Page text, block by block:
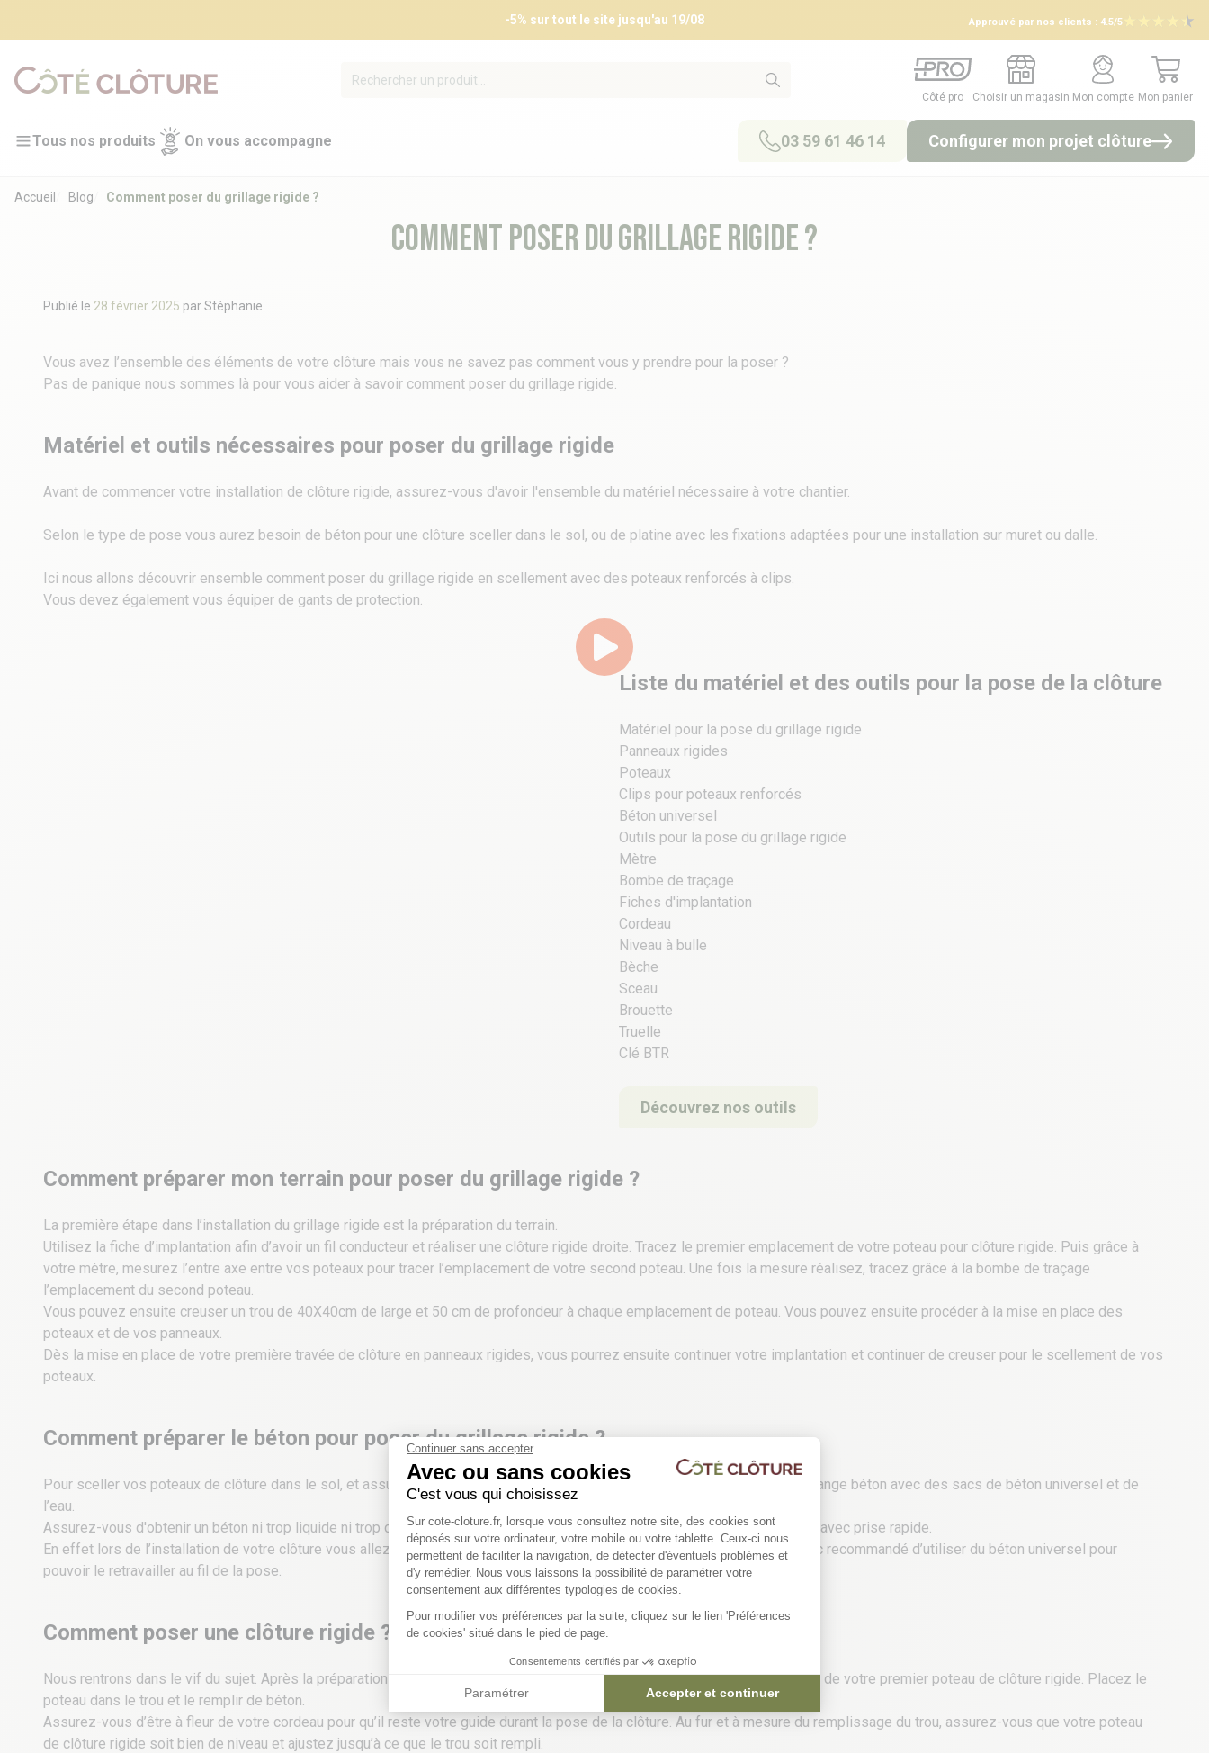
-5% sur tout le site jusqu'au 19/08 Approuvé par nos clients : 4.5/5
Côté pro
Côté pro
Choisir un magasin
Choisir un magasin
Mon compte
Mon compte
Mon panier
Mon panier
Tous nos produits On vous accompagne 03 59 61 46 14 Configurer mon projet clôture
Accueil Blog Comment poser du grillage rigide ?
Comment poser du grillage rigide ?
Publié le 28 février 2025 parStéphanie
Vous avez l’ensemble des éléments de votre clôture mais vous ne savez pas comment vous y prendre pour la poser ?
Pas de panique nous sommes là pour vous aider à savoir comment poser du grillage rigide.
Matériel et outils nécessaires pour poser du grillage rigide
Avant de commencer votre installation de clôture rigide, assurez-vous d'avoir l'ensemble du matériel nécessaire à votre chantier.
Selon le type de pose vous aurez besoin de béton pour une clôture sceller dans le sol, ou de platine avec les fixations adaptées pour une installation sur muret ou dalle.
Ici nous allons découvrir ensemble comment poser du grillage rigide en scellement avec des poteaux renforcés à clips.
Vous devez également vous équiper de gants de protection.
Liste du matériel et des outils pour la pose de la clôture
Matériel pour la pose du grillage rigide
Panneaux rigides
Poteaux
Clips pour poteaux renforcés
Béton universel
Outils pour la pose du grillage rigide
Mètre
Bombe de traçage
Fiches d'implantation
Cordeau
Niveau à bulle
Bèche
Sceau
Brouette
Truelle
Clé BTR
Découvrez nos outils
Comment préparer mon terrain pour poser du grillage rigide ?
La première étape dans l’installation du grillage rigide est la préparation du terrain.
Utilisez la fiche d’implantation afin d’avoir un fil conducteur et réaliser une clôture rigide droite. Tracez le premier emplacement de votre poteau pour clôture rigide. Puis grâce à
votre mètre, mesurez l’entre axe entre vos poteaux pour tracer l’emplacement de votre second poteau. Une fois la mesure réalisez, tracez grâce à la bombe de traçage
l’emplacement du second poteau.
Vous pouvez ensuite creuser un trou de 40X40cm de large et 50 cm de profondeur à chaque emplacement de poteau. Vous pouvez ensuite procéder à la mise en place des
poteaux et de vos panneaux.
Dès la mise en place de votre première travée de clôture en panneaux rigides, vous pourrez ensuite continuer votre implantation et continuer de creuser pour le scellement de vos
poteaux.
Comment préparer le béton pour poser du grillage rigide ?
Pour sceller vos poteaux de clôture dans le sol, et assurez une tenue pérenne de votre grillage rigide, il faut réaliser un mélange béton avec des sacs de béton universel et de
l’eau.
Assurez-vous d'obtenir un béton ni trop liquide ni trop compacte. Pour information, nous déconseillons l’utilisation de béton avec prise rapide.
En effet lors de l’installation de votre clôture vous allez devoir faire des ajustements en avançant sur votre projet, il est donc recommandé d’utiliser du béton universel pour
pouvoir le retravailler au fil de la pose.
Comment poser une clôture rigide ?
Nous rentrons dans le vif du sujet. Après la préparation du support et du matériel, nous pouvons procéder à la mise en place de votre premier poteau de clôture rigide. Placez le
poteau dans le trou et le remplir de béton.
Assurez-vous d’être à fleur de votre cordeau pour qu’il reste votre guide durant la pose de la clôture. Au fur et à mesure du remplissage du trou, assurez-vous que votre poteau
de clôture rigide soit bien de niveau et ajustez jusqu’à ce que le trou soit rempli.
Continuer sans accepter
Avec ou sans cookies
C'est vous qui choisissez
Plateforme de Gestion du Consentement : Personnalisez vos Options
Sur cote-cloture.fr, lorsque vous consultez notre site, des cookies sont
déposés sur votre ordinateur, votre mobile ou votre tablette. Ceux-ci nous
permettent de faciliter la navigation, de détecter d'éventuels problèmes et
d'y remédier. Nous vous laissons la possibilité de paramétrer votre
consentement aux différentes typologies de cookies.
Pour modifier vos préférences par la suite, cliquez sur le lien 'Préférences
de cookies' situé dans le pied de page.
Consentements certifiés par
Paramétrer Accepter et continuer
Axeptio consent